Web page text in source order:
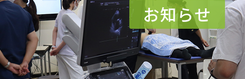
お知らせ